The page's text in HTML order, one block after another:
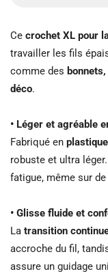
Ce crochet XL pour
travailler les fils
comme des
déco.
• Léger et agréable
Fabriqué en
robuste et ultra
fatigue, même sur
• Glisse fluide et
La transition
accroche du fil,
assure un guidage